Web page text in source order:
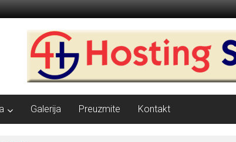
Galerija Preuzmite Kontakt